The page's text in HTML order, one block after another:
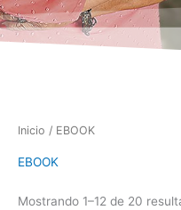
Inicio / EBOOK
EBOOK
Mostrando 1–12 de 20